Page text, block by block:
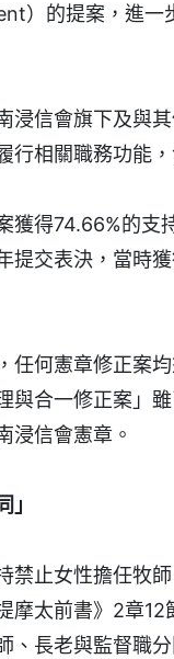
）的提案，進一
浸信會旗下及與
行相關職務功能
獲得74.66%的支
提交表決，當時
任何憲章修正案
與合一修正案」
浸信會憲章。
」
禁止女性擔任牧
摩太前書》2章
、長老與監督職